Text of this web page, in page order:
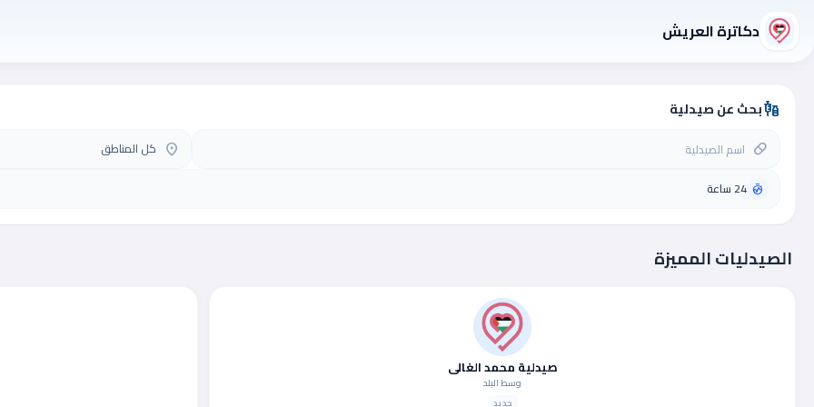
دكاترة العريش
vaccinesبحث عن صيدلية
pill
location_on كل المناطق
avg_time 24 ساعة
الصيدليات المميزة
صيدلية محمد الغالي
وسط البلد
جديد